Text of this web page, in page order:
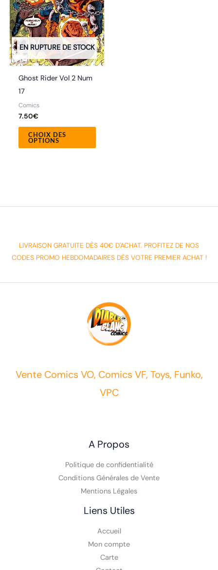
EN RUPTURE DE STOCK
Ghost Rider Vol 2 Num
17
Comics
7.50€
CHOIX DES
OPTIONS
options
peuvent
être
choisies
sur
LIVRAISON GRATUITE DÈS 40€ D'ACHAT. PROFITEZ DE NOS
CODES PROMO HEBDOMADAIRES DÈS VOTRE PREMIER ACHAT !
Vente Comics VO, Comics VF, Toys, Funko,
VPC
A Propos
Politique de confidentialité
Conditions Générales de Vente
Mentions Légales
Liens Utiles
Accueil
Mon compte
Carte